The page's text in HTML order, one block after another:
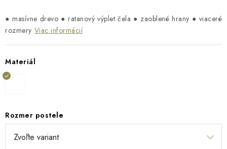
● masívne drevo ● ratanový výplet čela ● zaoblené hrany ● viaceré
rozmery Viac informácií
Materiál
Rozmer postele